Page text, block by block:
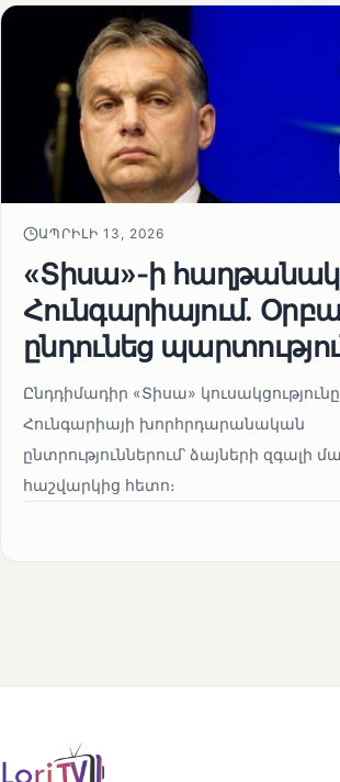
ԱՊՐԻԼԻ 13, 2026
«Տիսա»-ի
Հունգարիայում․
ընդունեց
Ընդդիմադիր «Տիսա»
Հունգարիայի խորհրդարանական
ընտրություններում՝ ձայների զգալի
հաշվարկից հետո։